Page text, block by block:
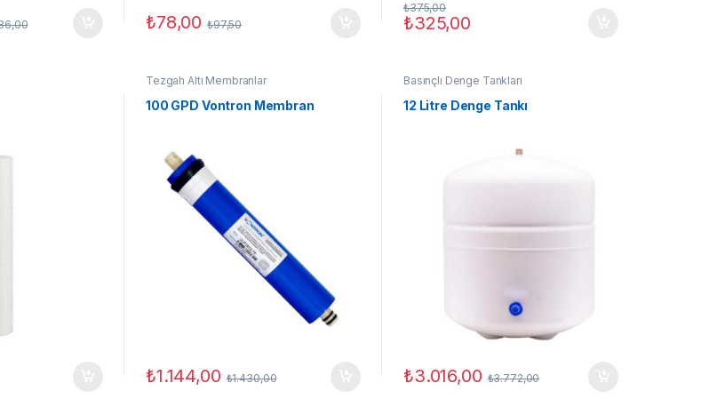
₺78,00 ₺97,50 ₺325,00
₺375,00
Tezgah Altı Membranlar
100 GPD Vontron Membran
₺1.144,00 ₺1.430,00
Basınçlı Denge Tankları
12 Litre Denge Tankı
₺3.016,00 ₺3.772,00